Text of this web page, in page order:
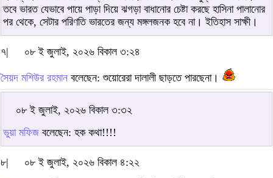
তবে ভারত যেভাবে পায়ে পাড়া দিয়ে ঝগড়া বাধানোর চেষ্টা করছে হাসিনা পালানোর
পর থেকে, সেটার পরিণতি ভারতের জন্য মঙ্গলজনক হবে না। ইতিহাস সাক্ষী।
৭| ০৮ ই জুলাই, ২০২৬ বিকাল ৩:২৪
সৈয়দ মশিউর রহমান বলেছেন: শুয়োরেরা দালালী ছাড়তে পারছেনা।
০৮ ই জুলাই, ২০২৬ বিকাল ৩:৩২
ভুয়া মফিজ বলেছেন: হক কথা!!!!
৮|
০৮ ই জুলাই, ২০২৬ বিকাল ৪:২২